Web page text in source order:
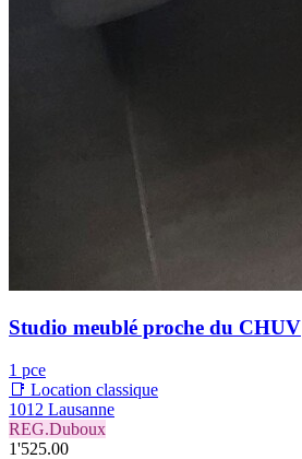
Studio meublé proche du CHUV
1 pce
📑 Location classique
1012 Lausanne
REG.Duboux
1'525.00